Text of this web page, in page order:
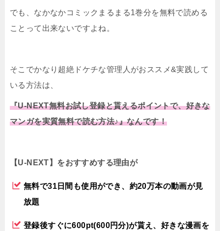
でも、なかなかコミックまるまる1巻分を無料で読める
ことって出来ないですよね。
そこでかなり超絶ドケチな管理人がおススメ&実践して
いる方法は、
『U-NEXT無料お試し登録と貰えるポイントで、好きな
マンガを実質無料で読む方法♪』なんです！
【U-NEXT】をおすすめする理由が
無料で31日間も使用ができ、約20万本の動画が見
放題
登録後すぐに600pt(600円分)が貰え、好きな漫画を